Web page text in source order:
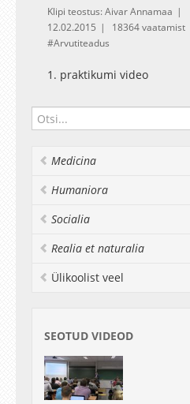
Klipi teostus: Aivar Annamaa
12.02.2015
18364 vaatamist
Arvutiteadus
1. praktikumi video
Medicina
Humaniora
Socialia
Realia et naturalia
Ülikoolist veel
SEOTUD VIDEOD